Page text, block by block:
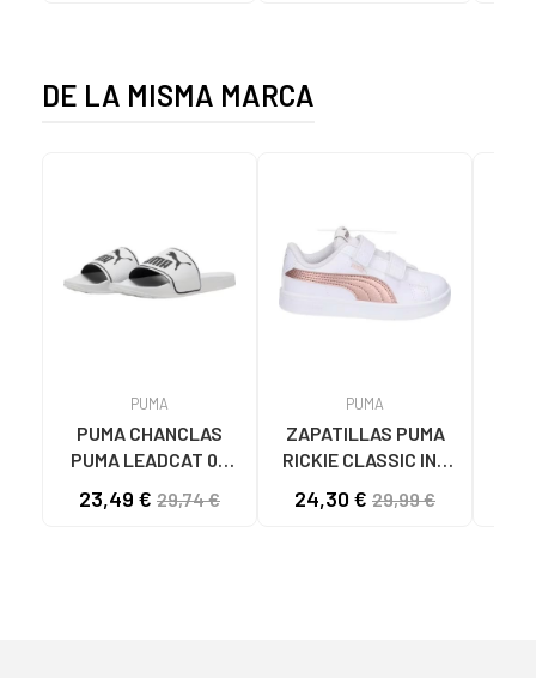
DE LA MISMA MARCA
PUMA
PUMA CHANCLAS
PUMA LEADCAT 02
BLANCAS 02 WHITE
23,49 € 29,74 €
PUMA
ZAPATILLAS PUMA
RICKIE CLASSIC INF
- REF. 394254 04
24,30 € 29,99 €